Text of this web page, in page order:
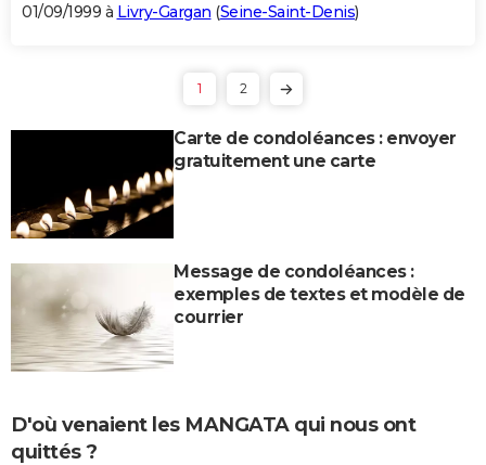
01/09/1999 à Livry-Gargan (Seine-Saint-Denis)
1 2
Carte de condoléances : envoyer
gratuitement une carte
Message de condoléances :
exemples de textes et modèle de
courrier
D'où venaient les MANGATA qui nous ont
quittés ?